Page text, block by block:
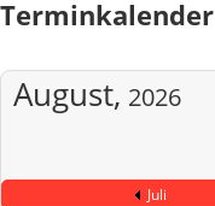
Terminkalender
August, 2026
Juli